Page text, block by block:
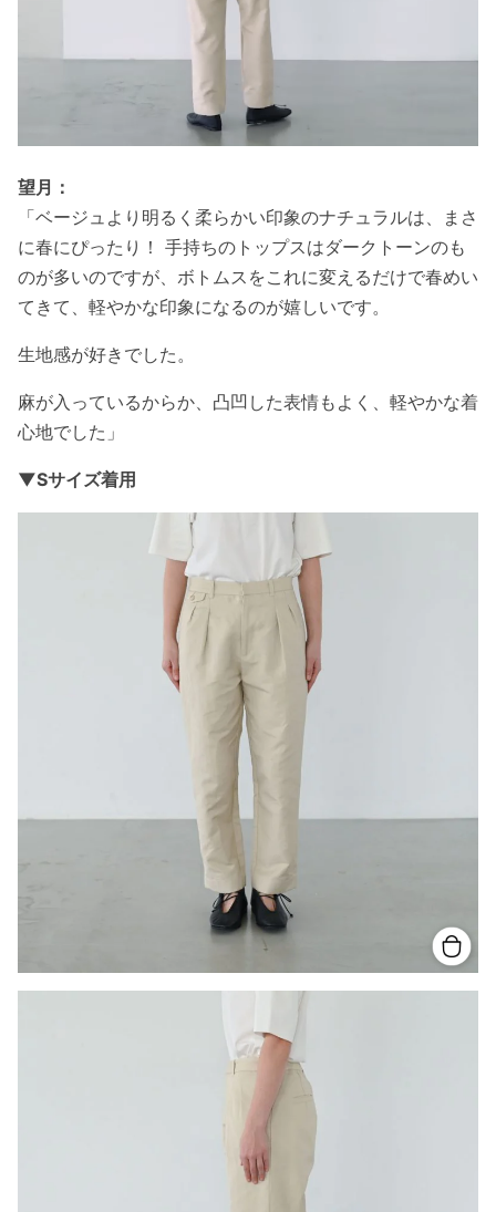
望月：
「ベージュより明るく柔らかい印象のナチュラルは、まさ
に春にぴったり！ 手持ちのトップスはダークトーンのも
のが多いのですが、ボトムスをこれに変えるだけで春めい
てきて、軽やかな印象になるのが嬉しいです。
生地感が好きでした。
麻が入っているからか、凸凹した表情もよく、軽やかな着
心地でした」
▼Sサイズ着用